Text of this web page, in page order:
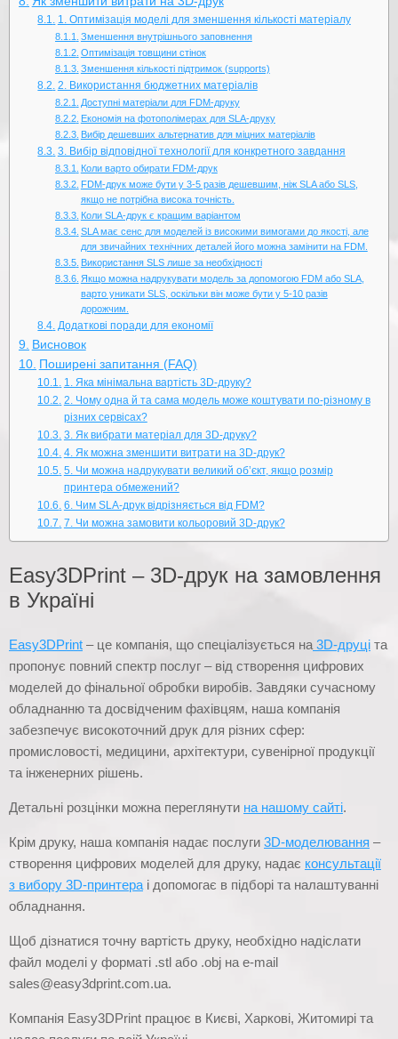
1. Оптимізація моделі для зменшення кількості матеріалу
Зменшення внутрішнього заповнення
Оптимізація товщини стінок
Зменшення кількості підтримок (supports)
2. Використання бюджетних матеріалів
Доступні матеріали для FDM-друку
Економія на фотополімерах для SLA-друку
Вибір дешевших альтернатив для міцних матеріалів
3. Вибір відповідної технології для конкретного завдання
Коли варто обирати FDM-друк
FDM-друк може бути у 3-5 разів дешевшим, ніж SLA або SLS,
якщо не потрібна висока точність.
Коли SLA-друк є кращим варіантом
SLA має сенс для моделей із високими вимогами до якості, але
для звичайних технічних деталей його можна замінити на FDM.
Використання SLS лише за необхідності
Якщо можна надрукувати модель за допомогою FDM або SLA,
варто уникати SLS, оскільки він може бути у 5-10 разів
дорожчим.
Додаткові поради для економії
Висновок
Поширені запитання (FAQ)
1. Яка мінімальна вартість 3D-друку?
2. Чому одна й та сама модель може коштувати по-різному в
різних сервісах?
3. Як вибрати матеріал для 3D-друку?
4. Як можна зменшити витрати на 3D-друк?
5. Чи можна надрукувати великий об’єкт, якщо розмір
принтера обмежений?
6. Чим SLA-друк відрізняється від FDM?
7. Чи можна замовити кольоровий 3D-друк?
Easy3DPrint – 3D-друк на замовлення
в Україні
Easy3DPrint – це компанія, що спеціалізується на 3D-друці та
пропонує повний спектр послуг – від створення цифрових
моделей до фінальної обробки виробів. Завдяки сучасному
обладнанню та досвідченим фахівцям, наша компанія
забезпечує високоточний друк для різних сфер:
промисловості, медицини, архітектури, сувенірної продукції
та інженерних рішень.
Детальні розцінки можна переглянути на нашому сайті.
Крім друку, наша компанія надає послуги 3D-моделювання –
створення цифрових моделей для друку, надає консультації
з вибору 3D-принтера і допомогає в підборі та налаштуванні
обладнання.
Щоб дізнатися точну вартість друку, необхідно надіслати
файл моделі у форматі .stl або .obj на e-mail
sales@easy3dprint.com.ua.
Компанія Easy3DPrint працює в Києві, Харкові, Житомирі та